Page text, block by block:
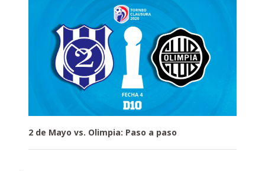
2 de Mayo vs. Olimpia: Paso a paso